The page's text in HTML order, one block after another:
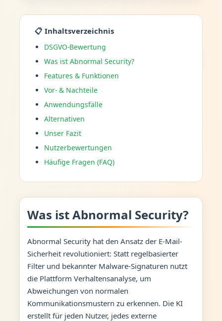
📋 Inhaltsverzeichnis
DSGVO-Bewertung
Was ist Abnormal Security?
Features & Funktionen
Vor- & Nachteile
Anwendungsfälle
Alternativen
Unser Fazit
Nutzerbewertungen
Häufige Fragen (FAQ)
Was ist Abnormal Security?
Abnormal Security hat den Ansatz der E-Mail-
Sicherheit revolutioniert: Statt regelbasierter
Filter und bekannter Malware-Signaturen nutzt
die Plattform Verhaltensanalyse, um
Abweichungen von normalen
Kommunikationsmustern zu erkennen. Die KI
erstellt für jeden Nutzer, jedes externe